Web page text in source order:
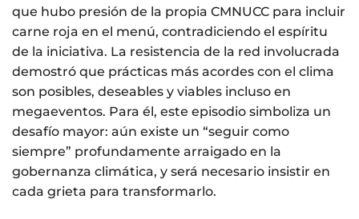
que hubo presión de la propia CMNUCC para incluir
carne roja en el menú, contradiciendo el espíritu
de la iniciativa. La resistencia de la red involucrada
demostró que prácticas más acordes con el clima
son posibles, deseables y viables incluso en
megaeventos. Para él, este episodio simboliza un
desafío mayor: aún existe un “seguir como
siempre” profundamente arraigado en la
gobernanza climática, y será necesario insistir en
cada grieta para transformarlo.